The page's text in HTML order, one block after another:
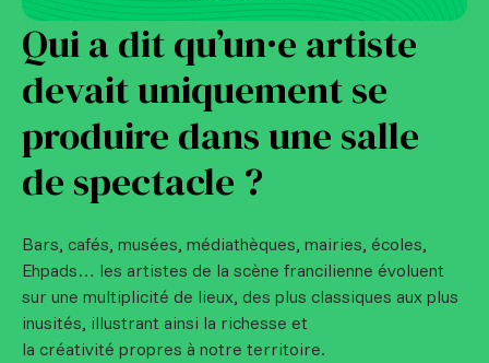
Qui a dit qu’un·e artiste
devait uniquement se
produire dans une salle
de spectacle ?
Bars, cafés, musées, médiathèques, mairies, écoles,
Ehpads… les artistes de la scène francilienne évoluent
sur une multiplicité de lieux, des plus classiques aux plus
inusités, illustrant ainsi la richesse et
la créativité propres à notre territoire.